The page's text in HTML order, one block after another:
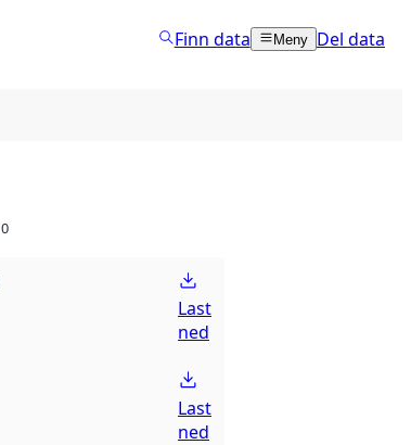
Finn data Meny Del data
0
Last
ned
Last
ned